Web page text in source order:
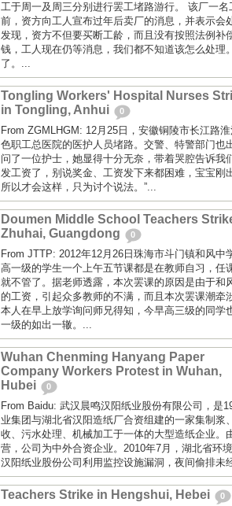
工于周一及周三分别进行罢工堵路游行。 该厂一
前，资方向工人宣布过年后卖厂的消息，并表示会
发现，资方不但要买断工龄，而且没有按照法例补
钱，工人现在仍等消息，我们都不知道该怎么处理
了。...
Tongling Workers' Hospital Nurses
in Tongling, Anhui
0
From ZGMLHGM: 12月25日，安徽铜陵市长江路
色职工总医院的医护人员堵路。交警、特警部门也
问了一位护士，她显得十分无奈，带着哭腔告诉我
发工资了，别说奖金、工资发下来都困难，宝宝刚
所以才会这样，只为讨个说法。”...
Doumen Middle School Teachers
Zhuhai, Guangdong
0
From JTTP: 2012年12月26日珠海市斗门镇和风中
高一级的学生一个上午五节课都是在教师自习，任
就不管了。据老师透露，本次罢课的原因是由于和
的工资，引起众多教师的不满，而且本次罢课潮牵
本人在早上放学询问师兄得知，今早高三级的同学
一级的如出一辙。...
Wuhan Chenming Hanyang Paper
Company Workers Protest in Wuhan,
Hubei
0
From Baidu: 武汉晨鸣汉阳纸业股份有限公司，是
业集团与湖北省汉阳造纸厂合资组建的一家集制浆
收、污水处理、机械加工于一体的大型造纸企业。
营，公司为中外合资企业。2010年7月，湖北省环
汉阳纸业股份公司利用监控设施漏洞，夜间偷排未
Teachers Strike in Hengshui, Hebei 0